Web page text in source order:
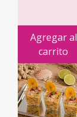
Agregar al
carrito